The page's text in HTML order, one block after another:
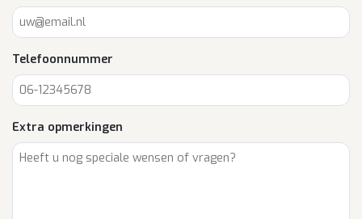
Telefoonnummer
Extra opmerkingen